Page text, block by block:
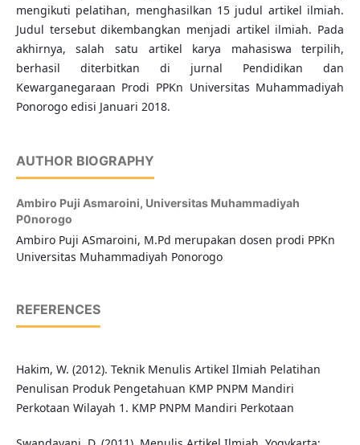
mengikuti pelatihan, menghasilkan 15 judul artikel ilmiah.
Judul tersebut dikembangkan menjadi artikel ilmiah. Pada
akhirnya, salah satu artikel karya mahasiswa terpilih,
berhasil diterbitkan di jurnal Pendidikan dan
Kewarganegaraan Prodi PPKn Universitas Muhammadiyah
Ponorogo edisi Januari 2018.
AUTHOR BIOGRAPHY
Ambiro Puji Asmaroini, Universitas Muhammadiyah
P0norogo
Ambiro Puji ASmaroini, M.Pd merupakan dosen prodi PPKn
Universitas Muhammadiyah Ponorogo
REFERENCES
Hakim, W. (2012). Teknik Menulis Artikel Ilmiah Pelatihan
Penulisan Produk Pengetahuan KMP PNPM Mandiri
Perkotaan Wilayah 1. KMP PNPM Mandiri Perkotaan